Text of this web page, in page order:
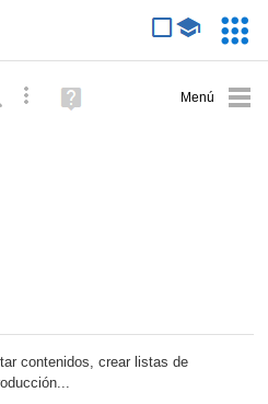
Búsqueda avanzada
Ayuda
(en
contenidos, crear listas de